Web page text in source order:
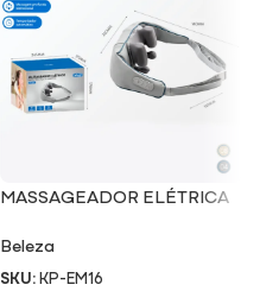
MASSAGEADOR ELÉTRICA
Beleza
SKU:KP-EM16